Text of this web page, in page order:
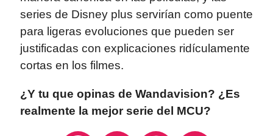
series de Disney plus servirían como puente
para ligeras evoluciones que pueden ser
justificadas con explicaciones ridículamente
cortas en los filmes.
¿Y tu que opinas de Wandavision? ¿Es
realmente la mejor serie del MCU?